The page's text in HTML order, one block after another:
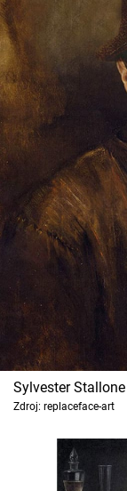
Sylvester Stallone
Zdroj: replaceface-art